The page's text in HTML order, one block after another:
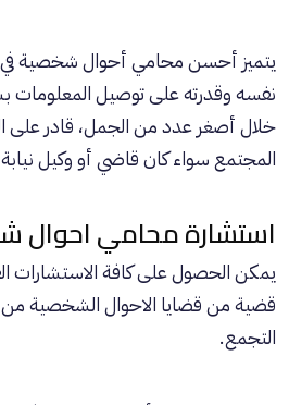
يتميز أحسن محامي أحوال شخصية في
نفسه وقدرته على توصيل
خلال أصغر عدد من الجمل، قادر على
المجتمع سواء كان قاضي أو وكيل
استشارة محامي احوال
يمكن الحصول على كافة الاستشارات
قضية من قضايا الاحوال الشخصية
التجمع.